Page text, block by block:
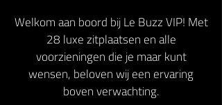
Welkom aan boord bij Le Buzz VIP! Met
28 luxe zitplaatsen en alle
voorzieningen die je maar kunt
wensen, beloven wij een ervaring
boven verwachting.